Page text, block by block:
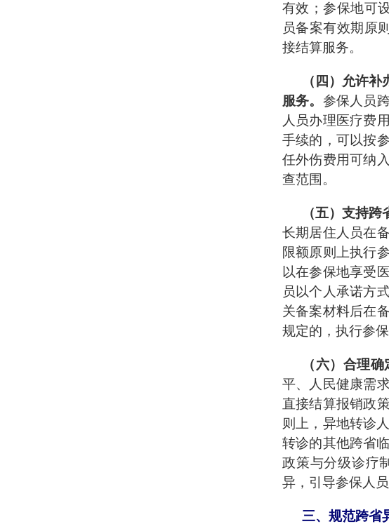
有效；参保地可
员备案有效期原
接结算服务。
（四）允许
服务。 参保人员
人员办理医疗费
手续的，可以按
任外伤费用可纳
查范围。
（五）支持
长期居住人员在
限额原则上执行
以在参保地享受
员以个人承诺方
关备案材料后在
规定的，执行参
（六）合理
平、人民健康需
直接结算报销政
则上，异地转诊
转诊的其他跨省
政策与分级诊疗
异，引导参保人员
三、规范跨省